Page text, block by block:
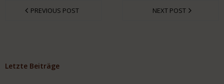
PREVIOUS POST NEXT POST
Letzte Beiträge